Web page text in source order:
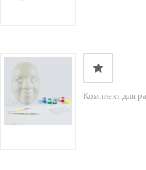
Комплект для